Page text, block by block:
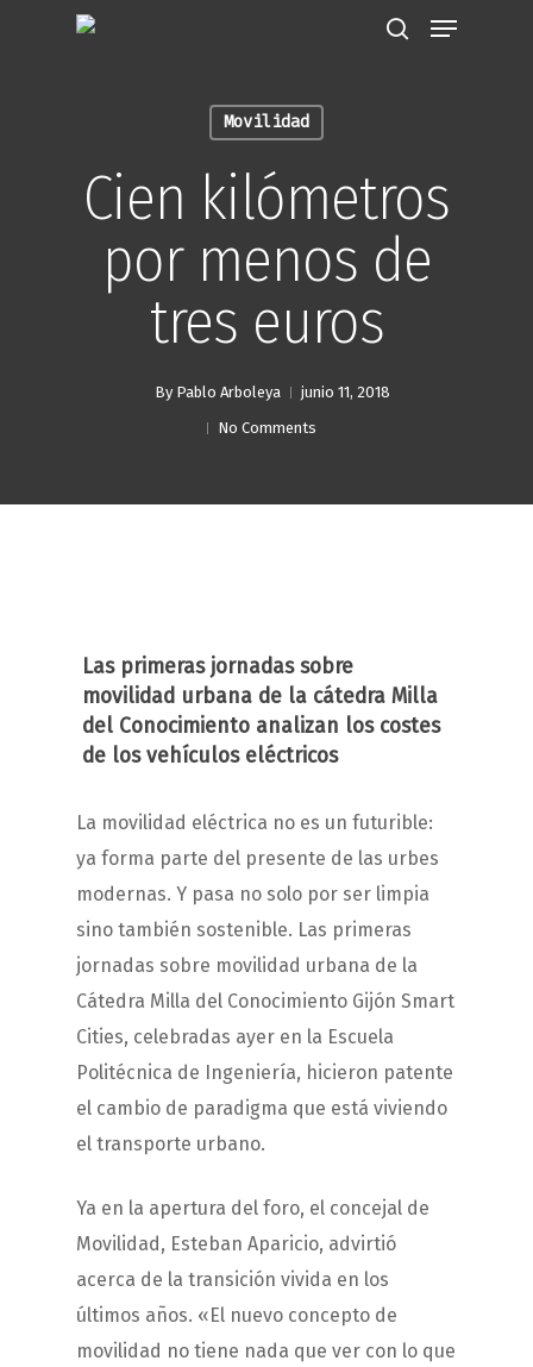
Hit enter to search or ESC to close
Movilidad
Cien kilómetros
por menos de
tres euros
By Pablo Arboleya
junio 11, 2018
No Comments
Las primeras jornadas sobre
movilidad urbana de la cátedra Milla
del Conocimiento analizan los costes
de los vehículos eléctricos
La movilidad eléctrica no es un futurible:
ya forma parte del presente de las urbes
modernas. Y pasa no solo por ser limpia
sino también sostenible. Las primeras
jornadas sobre movilidad urbana de la
Cátedra Milla del Conocimiento Gijón Smart
Cities, celebradas ayer en la Escuela
Politécnica de Ingeniería, hicieron patente
el cambio de paradigma que está viviendo
el transporte urbano.
Ya en la apertura del foro, el concejal de
Movilidad, Esteban Aparicio, advirtió
acerca de la transición vivida en los
últimos años. «El nuevo concepto de
movilidad no tiene nada que ver con lo que